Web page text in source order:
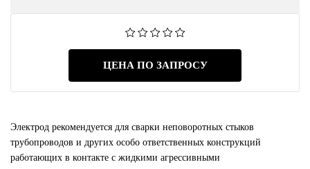
ЦЕНА ПО ЗАПРОСУ
Электрод рекомендуется для сварки неповоротных стыков
трубопроводов и других особо ответственных конструкций
работающих в контакте с жидкими агрессивными